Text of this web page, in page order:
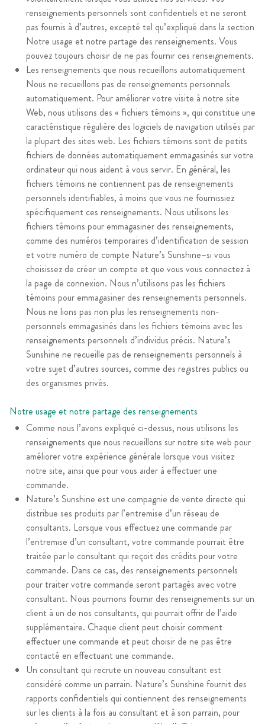
renseignements personnels sont confidentiels et ne seront
pas fournis à d’autres, excepté tel qu’expliqué dans la section
Notre usage et notre partage des renseignements. Vous
pouvez toujours choisir de ne pas fournir ces renseignements.
Les renseignements que nous recueillons automatiquement
Nous ne recueillons pas de renseignements personnels
automatiquement. Pour améliorer votre visite à notre site
Web, nous utilisons des « fichiers témoins », qui constitue une
caractéristique régulière des logiciels de navigation utilisés par
la plupart des sites web. Les fichiers témoins sont de petits
fichiers de données automatiquement emmagasinés sur votre
ordinateur qui nous aident à vous servir. En général, les
fichiers témoins ne contiennent pas de renseignements
personnels identifiables, à moins que vous ne fournissiez
spécifiquement ces renseignements. Nous utilisons les
fichiers témoins pour emmagasiner des renseignements,
comme des numéros temporaires d’identification de session
et votre numéro de compte Nature’s Sunshine–si vous
choisissez de créer un compte et que vous vous connectez à
la page de connexion. Nous n’utilisons pas les fichiers
témoins pour emmagasiner des renseignements personnels.
Nous ne lions pas non plus les renseignements non-
personnels emmagasinés dans les fichiers témoins avec les
renseignements personnels d’individus précis. Nature’s
Sunshine ne recueille pas de renseignements personnels à
votre sujet d’autres sources, comme des registres publics ou
des organismes privés.
Notre usage et notre partage des renseignements
Comme nous l’avons expliqué ci-dessus, nous utilisons les
renseignements que nous recueillons sur notre site web pour
améliorer votre expérience générale lorsque vous visitez
notre site, ainsi que pour vous aider à effectuer une
commande.
Nature’s Sunshine est une compagnie de vente directe qui
distribue ses produits par l’entremise d’un réseau de
consultants. Lorsque vous effectuez une commande par
l’entremise d’un consultant, votre commande pourrait être
traitée par le consultant qui reçoit des crédits pour votre
commande. Dans ce cas, des renseignements personnels
pour traiter votre commande seront partagés avec votre
consultant. Nous pourrions fournir des renseignements sur un
client à un de nos consultants, qui pourrait offrir de l’aide
supplémentaire. Chaque client peut choisir comment
effectuer une commande et peut choisir de ne pas être
contacté en effectuant une commande.
Un consultant qui recrute un nouveau consultant est
considéré comme un parrain. Nature’s Sunshine fournit des
rapports confidentiels qui contiennent des renseignements
sur les clients à la fois au consultant et à son parrain, pour